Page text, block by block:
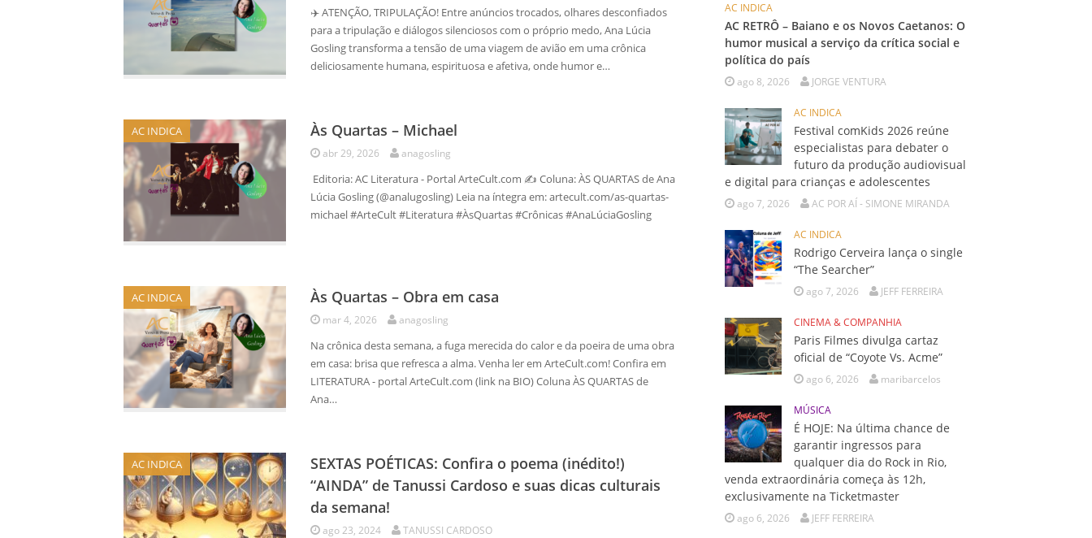
✈️ ATENÇÃO, TRIPULAÇÃO! Entre anúncios trocados, olhares desconfiados
para a tripulação e diálogos silenciosos com o próprio medo, Ana Lúcia
Gosling transforma a tensão de uma viagem de avião em uma crônica
deliciosamente humana, espirituosa e afetiva, onde humor e…
AC INDICA Às Quartas – Michael
abr 29, 2026 anagosling
️ Editoria: AC Literatura - Portal ArteCult.com ✍️ Coluna: ÀS QUARTAS de Ana
Lúcia Gosling (@analugosling) Leia na íntegra em: artecult.com/as-quartas-
michael #ArteCult #Literatura #ÀsQuartas #Crônicas #AnaLúciaGosling
AC INDICA Às Quartas – Obra em casa
mar 4, 2026 anagosling
Na crônica desta semana, a fuga merecida do calor e da poeira de uma obra
em casa: brisa que refresca a alma. Venha ler em ArteCult.com! Confira em
LITERATURA - portal ArteCult.com (link na BIO) Coluna ÀS QUARTAS de
Ana…
AC INDICA
SEXTAS POÉTICAS: Confira o poema (inédito!)
“AINDA” de Tanussi Cardoso e suas dicas culturais
da semana!
ago 23, 2024 TANUSSI CARDOSO
AC INDICA
AC RETRÔ – Baiano e os Novos Caetanos: O
humor musical a serviço da crítica social e
política do país
ago 8, 2026 JORGE VENTURA
AC INDICA
Festival comKids 2026 reúne
especialistas para debater o
futuro da produção audiovisual
e digital para crianças e adolescentes
ago 7, 2026 AC POR AÍ - SIMONE MIRANDA
AC INDICA
Rodrigo Cerveira lança o single
“The Searcher”
ago 7, 2026 JEFF FERREIRA
CINEMA & COMPANHIA
Paris Filmes divulga cartaz
oficial de “Coyote Vs. Acme”
ago 6, 2026 maribarcelos
MÚSICA
É HOJE: Na última chance de
garantir ingressos para
qualquer dia do Rock in Rio,
venda extraordinária começa às 12h,
exclusivamente na Ticketmaster
ago 6, 2026 JEFF FERREIRA